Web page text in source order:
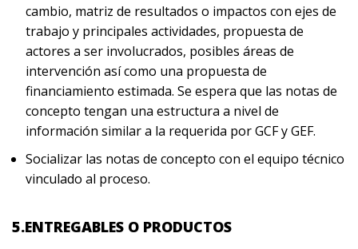
cambio, matriz de resultados o impactos con ejes de
trabajo y principales actividades, propuesta de
actores a ser involucrados, posibles áreas de
intervención así como una propuesta de
financiamiento estimada. Se espera que las notas de
concepto tengan una estructura a nivel de
información similar a la requerida por GCF y GEF.
Socializar las notas de concepto con el equipo técnico
vinculado al proceso.
5.ENTREGABLES O PRODUCTOS